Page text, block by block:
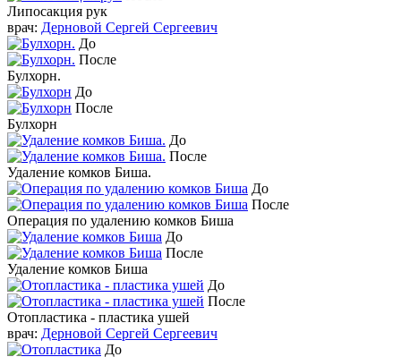
Липосакция рук
врач: Дерновой Сергей Сергеевич
До
После
Булхорн.
До
После
Булхорн
До
После
Удаление комков Биша.
До
После
Операция по удалению комков Биша
До
После
Удаление комков Биша
До
После
Отопластика - пластика ушей
врач: Дерновой Сергей Сергеевич
До